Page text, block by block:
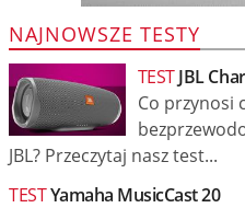
NAJNOWSZE TESTY
TESTJBL
Co przynosi
JBL? Przeczytaj nasz test...
TESTYamaha MusicCast 20